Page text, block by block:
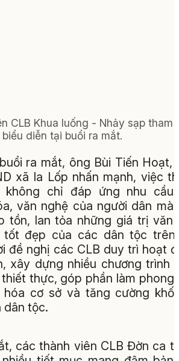
CLB Khua luống - Nhảy sạp tham
biểu diễn tại buổi ra mắt.
ra mắt, ông Bùi Tiến Hoạt,
xã Ia Lốp nhấn mạnh, việc
không chỉ đáp ứng nhu cầu
văn nghệ của người dân mà
tồn, lan tỏa những giá trị văn
tốt đẹp của các dân tộc trên
đề nghị các CLB duy trì hoạt
xây dựng nhiều chương trình
thực, góp phần làm phong
hóa cơ sở và tăng cường
dân tộc.
các thành viên CLB Đờn ca